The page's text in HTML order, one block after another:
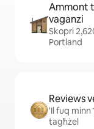
Ammont
vaganzi
Skopri
Portland
Reviews
'Il fuq minn
tagħżel